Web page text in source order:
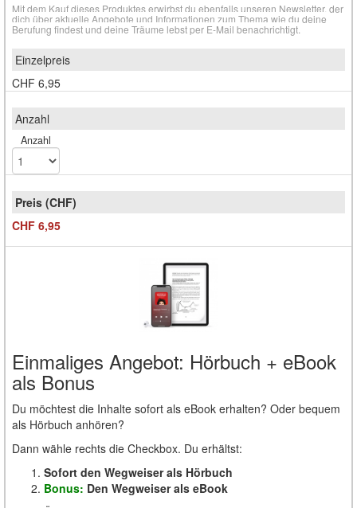
Mit dem Kauf dieses Produktes erwirbst du ebenfalls unseren Newsletter, der
dich über aktuelle Angebote und Informationen zum Thema wie du deine
Berufung findest und deine Träume lebst per E-Mail benachrichtigt.
CHF 6,95
Anzahl
CHF 6,95
Einmaliges Angebot: Hörbuch + eBook
als Bonus
Du möchtest die Inhalte sofort als eBook erhalten? Oder bequem
als Hörbuch anhören?
Dann wähle rechts die Checkbox. Du erhältst:
Sofort den Wegweiser als Hörbuch
Bonus: Den Wegweiser als eBook